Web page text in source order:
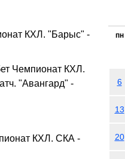
КХЛ. "Барыс" -
Чемпионат КХЛ.
"Авангард" -
КХЛ. СКА -
пн
6
13
20